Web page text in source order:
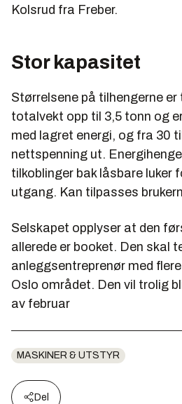
Kolsrud fra Freber.
Stor kapasitet
Størrelsene på tilhengerne
totalvekt opp til 3,5 tonn og
med lagret energi, og fra 30
nettspenning ut.
tilkoblinger bak låsbare luker
utgang. Kan tilpasses
Selskapet opplyser at den
allerede er booket. Den skal
anleggsentreprenør med
Oslo området. Den vil trolig
av februar
MASKINER & UTSTYR
Del